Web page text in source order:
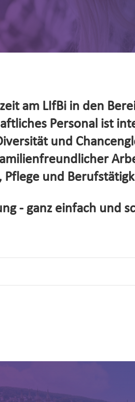
am LIfBi in den
Personal ist
und
und
- ganz einfach und